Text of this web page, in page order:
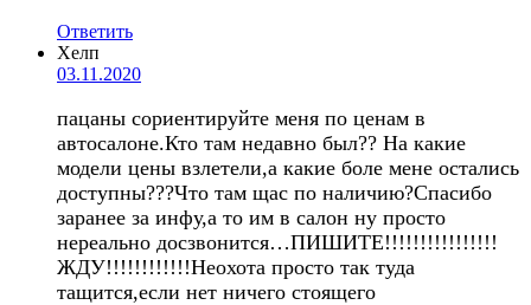
Ответить
Хелп
03.11.2020
пацаны сориентируйте меня по ценам в
автосалоне.Кто там недавно был?? На какие
модели цены взлетели,а какие боле мене остались
доступны???Что там щас по наличию?Спасибо
заранее за инфу,а то им в салон ну просто
нереально досзвонится…ПИШИТЕ!!!!!!!!!!!!!!!!
ЖДУ!!!!!!!!!!!!Неохота просто так туда
тащится,если нет ничего стоящего